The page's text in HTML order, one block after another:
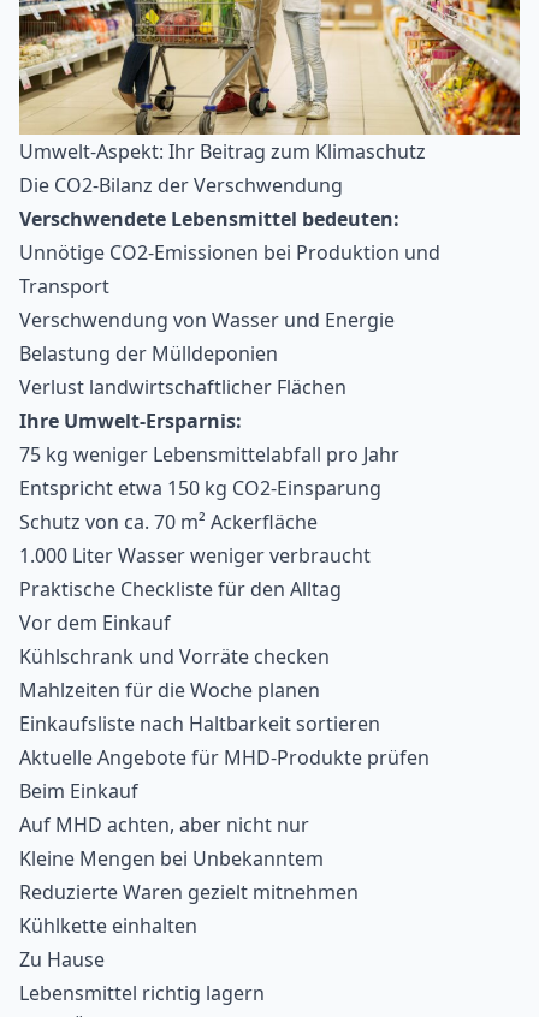
Umwelt-Aspekt: Ihr Beitrag zum Klimaschutz
Die CO2-Bilanz der Verschwendung
Verschwendete Lebensmittel bedeuten:
Unnötige CO2-Emissionen bei Produktion und
Transport
Verschwendung von Wasser und Energie
Belastung der Mülldeponien
Verlust landwirtschaftlicher Flächen
Ihre Umwelt-Ersparnis:
75 kg weniger Lebensmittelabfall pro Jahr
Entspricht etwa 150 kg CO2-Einsparung
Schutz von ca. 70 m² Ackerfläche
1.000 Liter Wasser weniger verbraucht
Praktische Checkliste für den Alltag
Vor dem Einkauf
Kühlschrank und Vorräte checken
Mahlzeiten für die Woche planen
Einkaufsliste nach Haltbarkeit sortieren
Aktuelle Angebote für MHD-Produkte prüfen
Beim Einkauf
Auf MHD achten, aber nicht nur
Kleine Mengen bei Unbekanntem
Reduzierte Waren gezielt mitnehmen
Kühlkette einhalten
Zu Hause
Lebensmittel richtig lagern